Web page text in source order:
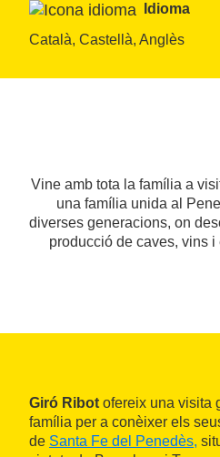
Idioma
Català, Castellà, Anglès
Vine amb tota la família a
una família unida al
diverses generacions, on
producció de caves, vins
Giró Ribot ofereix una visita
família per a conèixer els
de Santa Fe del Penedès,